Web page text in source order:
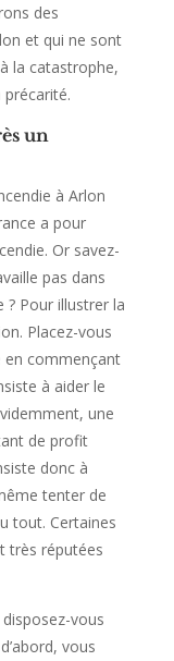
des
et qui ne sont
la catastrophe,
un
à Arlon
a pour
Or savez-
pas dans
Pour illustrer la
Placez-vous
en commençant
à aider le
une
de profit
donc à
tenter de
tout. Certaines
très réputées
vous
vous